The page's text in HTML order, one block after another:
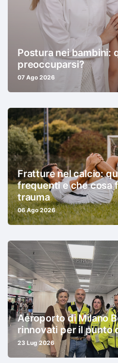
Postura nei bambini:
preoccuparsi?
07 Ago 2026
Fratture nel calcio:
frequenti e che cosa
trauma
06 Ago 2026
Aeroporto di Milano
rinnovati per il punto
23 Lug 2026